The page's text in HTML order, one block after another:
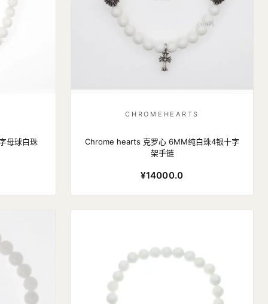
母球白珠
CHROMEHEARTS
Chrome hearts 克罗心 6MM纯白珠4银十字
架手链
¥14000.0